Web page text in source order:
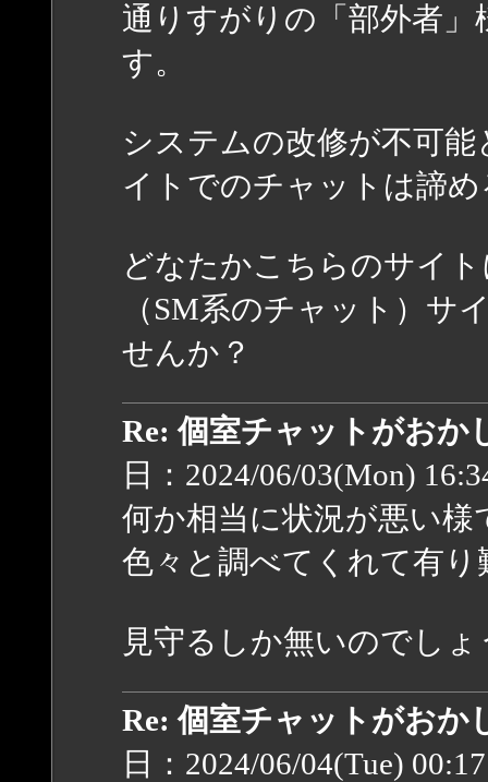
通りすがりの「部外者
す。
システムの改修が不可
イトでのチャットは諦
どなたかこちらのサイ
（SM系のチャット）サ
せんか？
Re: 個室チャットがおか
日：2024/06/03(Mon)
何か相当に状況が悪い様
色々と調べてくれて有
見守るしか無いのでしょ
Re: 個室チャットがおか
日：2024/06/04(Tue)